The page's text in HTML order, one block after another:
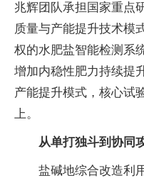
兆辉团队承担国家重
质量与产能提升技术模
权的水肥盐智能检测系
增加内稳性肥力持续提
产能提升模式，核心试
上。
从单打独斗到协同
盐碱地综合改造利